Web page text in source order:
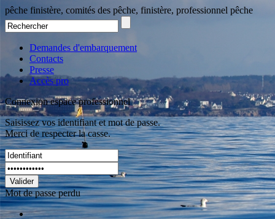
pêche finistère, comités des pêche, finistère, professionnel pêche
Demandes d'embarquement
Contacts
Presse
Accès pro
Connexion espace professionnel
Saisissez vos identifiant et mot de passe.
Merci de respecter la casse.
Valider
Mot de passe perdu